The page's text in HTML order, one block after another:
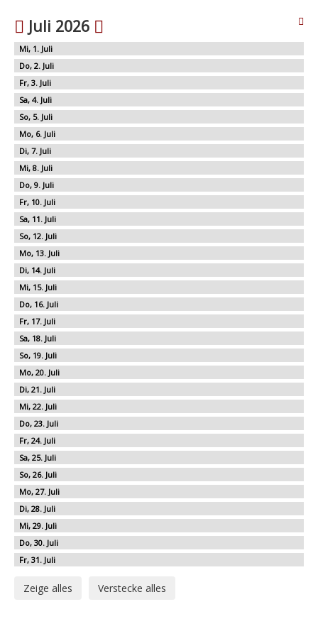
Juli 2026
1
2
3
4
5
6
7
8
9
10
11
12
13
14
15
16
17
18
19
20
21
22
23
24
25
26
27
28
29
30
31
Zeige alles Verstecke alles